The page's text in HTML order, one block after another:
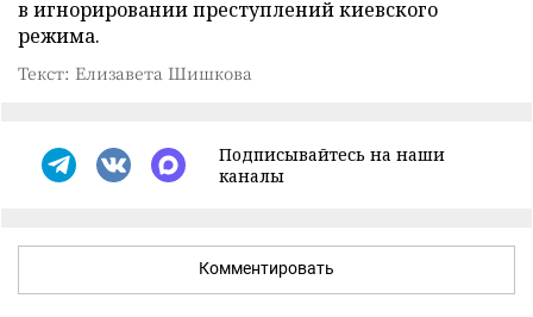
в игнорировании преступлений киевского
режима.
Текст: Елизавета Шишкова
Подписывайтесь на наши
каналы
Комментировать